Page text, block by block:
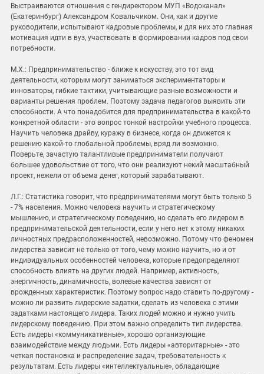
Выстраиваются отношения с гендиректором МУП «Водоканал»
(Екатеринбург) Александром Ковальчиком. Они, как и другие
руководители, испытывают кадровые проблемы, и для них это главная
мотивация идти в вуз, участвовать в формировании кадров под свои
потребности.
М.Х.: Предпринимательство - ближе к искусству, это тот вид
деятельности, которым могут заниматься экспериментаторы и
инноваторы, гибкие тактики, учитывающие разные возможности и
варианты решения проблем. Поэтому задача педагогов выявить эти
способности. А что понадобится для предпринимательства в какой-то
конкретной области - это вопрос тонкой настройки учебного процесса.
Научить человека драйву, куражу в бизнесе, когда он движется к
решению какой-то глобальной проблемы, вряд ли возможно.
Поверьте, зачастую талантливые предприниматели получают
большее удовольствие от того, что они реализуют некий масштабный
проект, нежели от объема денег, который зарабатывают.
Л.Г.: Статистика говорит, что предпринимателями могут быть только 5
- 7% населения. Можно человека научить и стратегическому
мышлению, и стратегическому поведению, но сделать его лидером в
предпринимательской деятельности, если у него нет к этому никаких
личностных предрасположенностей, невозможно. Потому что феномен
лидерства зависит не только от того, чему можно научить, но и от
индивидуальных особенностей человека, которые предопределяют
способность влиять на других людей. Например, активность,
энергичность, динамичность, волевые качества зависят от
врожденных характеристик. Поэтому вопрос надо ставить по-другому -
можно ли развить лидерские задатки, сделать из человека с этими
задатками настоящего лидера. Таких людей можно и нужно учить
лидерскому поведению. При этом важно определить тип лидерства.
Есть лидеры «коммуникативные», хорошо организующие
взаимодействие между людьми. Есть лидеры «авторитарные» - это
четкая постановка и распределение задач, требовательность к
результатам. Есть лидеры «интеллектуальные», обладающие